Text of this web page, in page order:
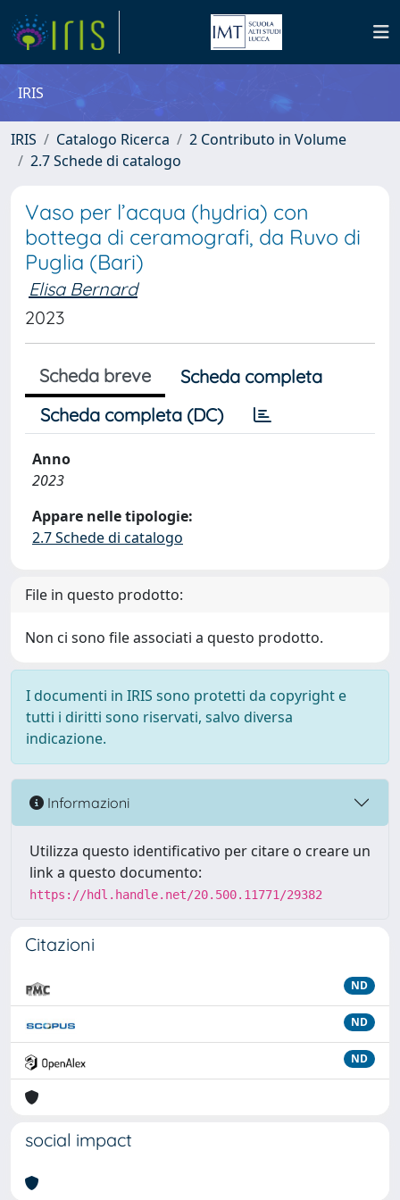
IRIS
IRIS Catalogo Ricerca
2 Contributo in Volume
2.7 Schede di catalogo
Vaso per l’acqua (hydria) con
bottega di ceramografi, da Ruvo di
Puglia (Bari)
Elisa Bernard
2023
Scheda breve
Scheda completa
Scheda completa (DC)
Anno
2023
Appare nelle tipologie:
2.7 Schede di catalogo
File in questo prodotto:
Non ci sono file associati a questo prodotto.
I documenti in IRIS sono protetti da copyright e
tutti i diritti sono riservati, salvo diversa
indicazione.
Informazioni
Utilizza questo identificativo per citare o creare un
link a questo documento:
https://hdl.handle.net/20.500.11771/29382
Citazioni
ND
ND
ND
social impact